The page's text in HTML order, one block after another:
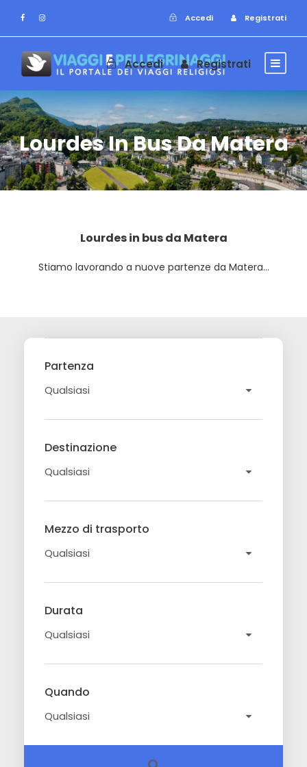
Accedi Registrati
Accedi Registrati
Lourdes In Bus Da Matera
Lourdes in bus da Matera
Stiamo lavorando a nuove partenze da Matera…
Partenza
Destinazione
Mezzo di trasporto
Durata
Quando